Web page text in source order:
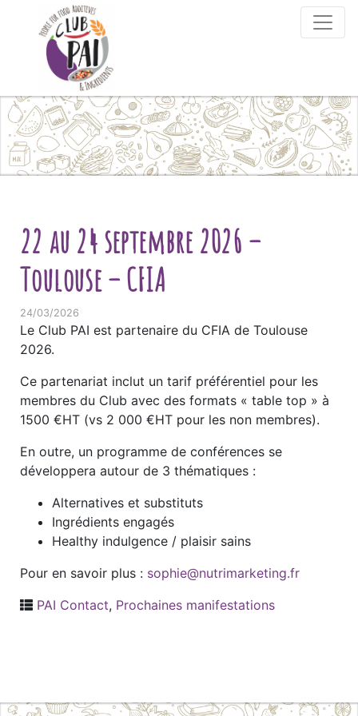
Skip to content
22 au 24 septembre 2026 –
Toulouse – CFIA
24/03/2026
Le Club PAI est partenaire du CFIA de Toulouse
2026.
Ce partenariat inclut un tarif préférentiel pour les
membres du Club avec des formats « table top » à
1500 €HT (vs 2 000 €HT pour les non membres).
En outre, un programme de conférences se
développera autour de 3 thématiques :
Alternatives et substituts
Ingrédients engagés
Healthy indulgence / plaisir sains
Pour en savoir plus : sophie@nutrimarketing.fr
PAI Contact, Prochaines manifestations